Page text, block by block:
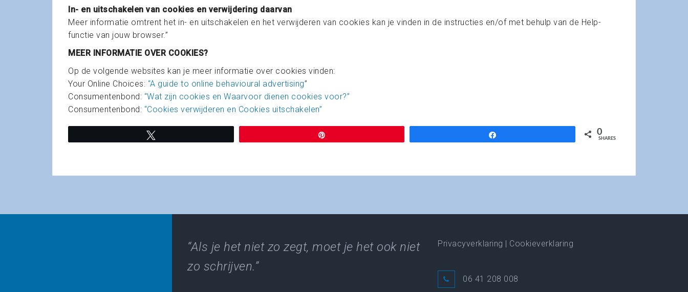
In- en uitschakelen van cookies en verwijdering daarvan
Meer informatie omtrent het in- en uitschakelen en het verwijderen van cookies kan je vinden in de instructies en/of met behulp van de Help-
functie van jouw browser.”
MEER INFORMATIE OVER COOKIES?
Op de volgende websites kan je meer informatie over cookies vinden:
Your Online Choices: “A guide to online behavioural advertising”
Consumentenbond: “Wat zijn cookies en Waarvoor dienen cookies voor?”
Consumentenbond: “Cookies verwijderen en Cookies uitschakelen”
0
SHARES
“Als je het niet zo zegt, moet je het ook niet
zo schrijven.”
Privacyverklaring | Cookieverklaring
06 41 208 008